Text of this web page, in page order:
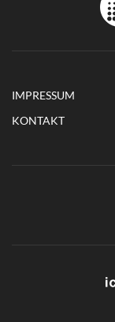
IMPRESSUM
KONTAKT